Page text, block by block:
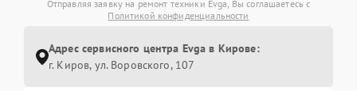
Отправляя заявку на ремонт техники Evga, Вы соглашаетесь с
Политикой конфиденциальности
Адрес сервисного центра Evga в Кирове:
г. Киров, ул. Воровского, 107